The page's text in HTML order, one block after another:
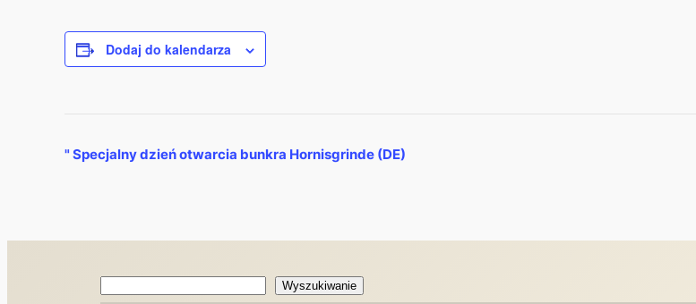
Dodaj do kalendarza
Wydarzenie
" Specjalny dzień otwarcia bunkra Hornisgrinde (DE)
Wyszukiwanie